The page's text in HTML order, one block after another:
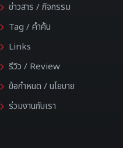
ข่าวสาร / กิจกรรม
Tag / คำค้น
Links
รีวิว / Review
ข้อกำหนด / นโยบาย
ร่วมงานกับเรา